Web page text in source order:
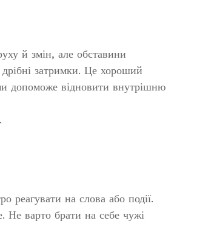
й змін, але обставини
дрібні затримки. Це хороший
допоможе відновити внутрішню
реагувати на слова або події.
Не варто брати на себе чужі